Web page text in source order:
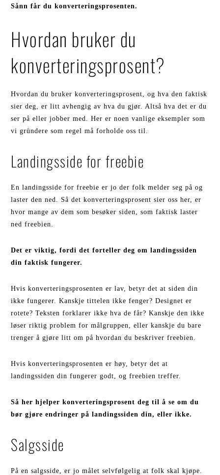
Sånn får du konverteringsprosenten.
Hvordan bruker du
konverteringsprosent?
Hvordan du bruker konverteringsprosent, og hva den faktisk
sier deg, er litt avhengig av hva du gjør. Altså hva det er du
ser på eller jobber med. Her er noen vanlige eksempler som
vi gründere som regel må forholde oss til.
Landingsside for freebie
En landingsside for freebie er jo der folk melder seg på og
laster den ned. Så det konverteringsprosent sier oss her, er
hvor mange av dem som besøker siden, som faktisk laster
ned freebien.
Det er viktig, fordi det forteller deg om landingssiden
din faktisk fungerer.
Hvis konverteringsprosenten er lav, betyr det at siden din
ikke fungerer. Kanskje tittelen ikke fenger? Designet er
rotete? Teksten forklarer ikke hva de får? Kanskje den ikke
løser riktig problem for målgruppen, eller kanskje du bare
trenger å gjøre litt om på hvordan du beskriver freebien.
Hvis konverteringsprosenten er høy, betyr det at
landingssiden din fungerer godt, og freebien treffer.
Så her hjelper konverteringsprosent deg til å se om du
bør gjøre endringer på landingssiden din, eller ikke.
Salgsside
På en salgsside, er jo målet selvfølgelig at folk skal kjøpe.